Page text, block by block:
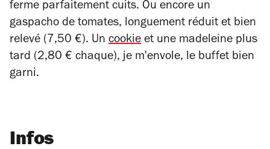
ferme parfaitement cuits. Ou encore un
gaspacho de tomates, longuement réduit et bien
relevé (7,50 €). Un cookie et une madeleine plus
tard (2,80 € chaque), je m'envole, le buffet bien
garni.
Infos